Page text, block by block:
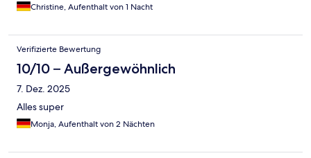
Christine, Aufenthalt von 1 Nacht
Verifizierte Bewertung
10/10 – Außergewöhnlich
7. Dez. 2025
Alles super
Monja, Aufenthalt von 2 Nächten